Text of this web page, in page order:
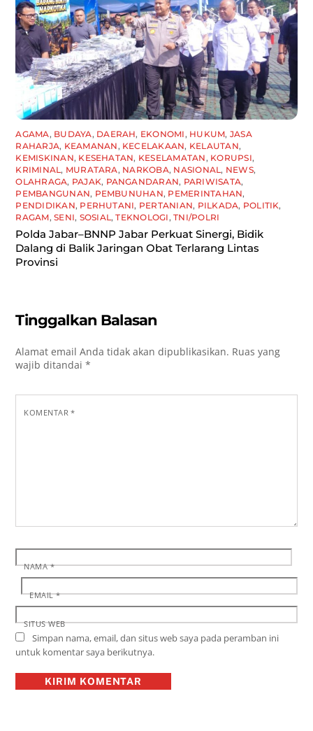
AGAMA, BUDAYA, DAERAH, EKONOMI , HUKUM, JASA
RAHARJA, KEAMANAN , KECELAKAAN, KELAUTAN,
KEMISKINAN, KESEHATAN, KESELAMATAN , KORUPSI,
KRIMINAL , MURATARA, NARKOBA, NASIONAL , NEWS,
OLAHRAGA, PAJAK, PANGANDARAN, PARIWISATA,
PEMBANGUNAN, PEMBUNUHAN, PEMERINTAHAN,
PENDIDIKAN, PERHUTANI, PERTANIAN, PILKADA, POLITIK,
RAGAM,SENI, SOSIAL ,TEKNOLOGI ,TNI/POLRI
Polda Jabar–BNNP Jabar Perkuat Sinergi, Bidik
Dalang di Balik Jaringan Obat Terlarang Lintas
Provinsi
Tinggalkan Balasan
Alamat email Anda tidak akan dipublikasikan. Ruas yang
wajib ditandai*
KOMENTAR*
NAMA*
EMAIL*
SITUS WEB
Simpan nama, email, dan situs web saya pada peramban ini
untuk komentar saya berikutnya.